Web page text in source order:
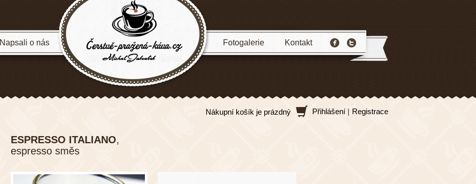
Napsali o nás Fotogalerie Kontakt
Nákupní košík je prázdný Přihlášení | Registrace
ESPRESSO ITALIANO,
espresso směs